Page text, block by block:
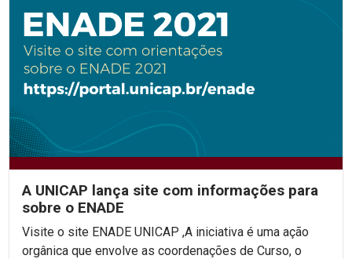
A UNICAP lança site com informações para
sobre o ENADE
Visite o site ENADE UNICAP ,A iniciativa é uma ação
orgânica que envolve as coordenações de Curso, o